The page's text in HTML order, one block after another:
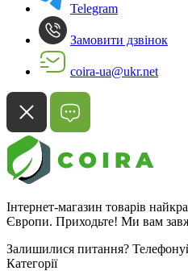
Telegram
Замовити дзвінок
coira-ua@ukr.net
Інтернет-магазин товарів
Європи. Приходьте! Ми вам
Залишилися питання?
Категорії